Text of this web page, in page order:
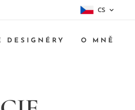
CS
DESIGNÉRY O MNĚ